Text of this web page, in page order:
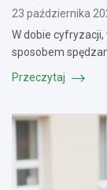
23 października
W dobie
sposobem
Przeczytaj